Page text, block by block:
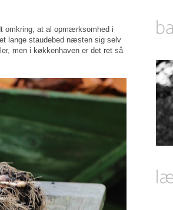
omkring, at al opmærksomhed i
lange staudebed næsten sig selv
men i køkkenhaven er det ret så